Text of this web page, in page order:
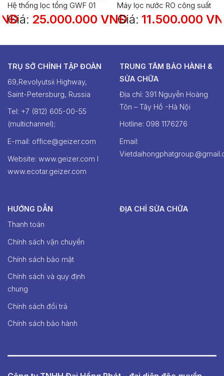
Hệ thống lọc tổng GWF 01
(1000L)
Giá: 25.000.000 VNĐ
Máy lọc nước RO công suất
60L/H
Giá: 11.500.000
TRỤ SỞ CHỈNH TẬP ĐOÀN
69,Revolyutsii Highway,
Saint-Petersburg, Russia
Tel: +7 (812) 605-00-55
(multichannel);
E-mail: office@geizer.com
Website: www.geizer.com I
www.ecotar.geizer.com
TRUNG TÂM BẢO HÀNH &
SỬA CHỮA
Địa chỉ: 391 Nguyễn Hoàng
Tôn – Tây Hồ -Hà Nội
Hotline: ‭098 1176276‬
Email:
HƯỚNG DẪN
Thanh toán
Chính sách vận chuyển
Chính sách bảo mật
Chính sách và quy định
chung
Chính sách đổi trả
Chính sách bảo hành
ĐỊA CHỈ SỬA CHỮA